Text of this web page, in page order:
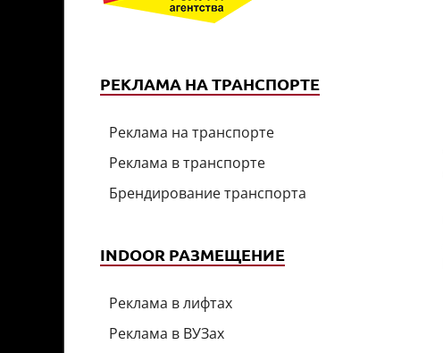
РЕКЛАМА НА ТРАНСПОРТЕ
Реклама на транспорте
Реклама в транспорте
Брендирование транспорта
INDOOR РАЗМЕЩЕНИЕ
Реклама в лифтах
Реклама в ВУЗах